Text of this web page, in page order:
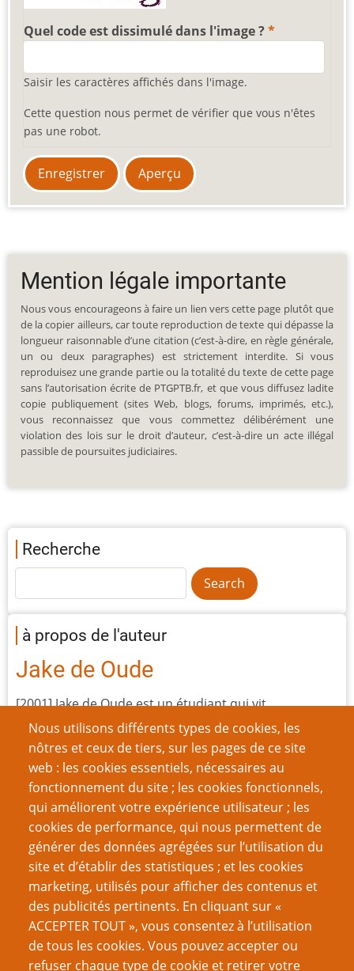
Quel code est dissimulé dans l'image ?
Saisir les caractères affichés dans l'image.
Cette question nous permet de vérifier que vous n'êtes
pas une robot.
Nous utilisons différents types de cookies, les
nôtres et ceux de tiers, sur les pages de ce site
web : les cookies essentiels, nécessaires au
fonctionnement du site ; les cookies fonctionnels,
qui améliorent votre expérience utilisateur ; les
cookies de performance, qui nous permettent de
générer des données agrégées sur l’utilisation du
site et d’établir des statistiques ; et les cookies
marketing, utilisés pour afficher des contenus et
des publicités pertinents. En cliquant sur «
ACCEPTER TOUT », vous consentez à l’utilisation
de tous les cookies. Vous pouvez accepter ou
refuser chaque type de cookie et retirer votre
Mention légale importante
Nous vous encourageons à faire un lien vers cette page plutôt que
de la copier ailleurs, car toute reproduction de texte qui dépasse la
longueur raisonnable d’une citation (c’est-à-dire, en règle générale,
un ou deux paragraphes) est strictement interdite. Si vous
reproduisez une grande partie ou la totalité du texte de cette page
sans l’autorisation écrite de PTGPTB.fr, et que vous diffusez ladite
copie publiquement (sites Web, blogs, forums, imprimés, etc.),
vous reconnaissez que vous commettez délibérément une
violation des lois sur le droit d’auteur, c’est-à-dire un acte illégal
passible de poursuites judiciaires.
Recherche
à propos de l'auteur
Jake de Oude
[2001] Jake de Oude est un étudiant qui vit
actuellement à Eindhoven, aux Pays-Bas. Il a l'étrange
habitude de parler aux ordinateurs, ce qui n'est
probablement pas la meilleure façon de
communiquer avec eux. Sa dernière expérience de
jeu inclut une partie du jeu de
plateauCivilisationlongue de 9 heures.
Nom d'utilisateur
Mot de passe